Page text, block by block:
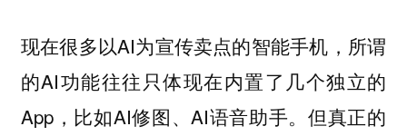
现在很多以AI为宣传卖点的智能手机，所谓
的AI功能往往只体现在内置了几个独立的
App，比如AI修图、AI语音助手。但真正的